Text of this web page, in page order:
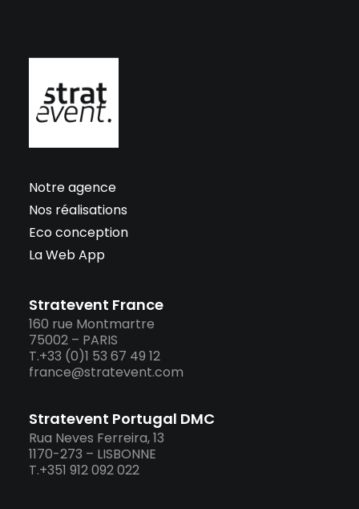
Notre agence
Nos réalisations
Eco conception
La Web App
Stratevent France
160 rue Montmartre
75002 – PARIS
T.+33 (0)1 53 67 49 12
france@stratevent.com
Stratevent Portugal DMC
Rua Neves Ferreira, 13
1170-273 – LISBONNE
T.+351 912 092 022